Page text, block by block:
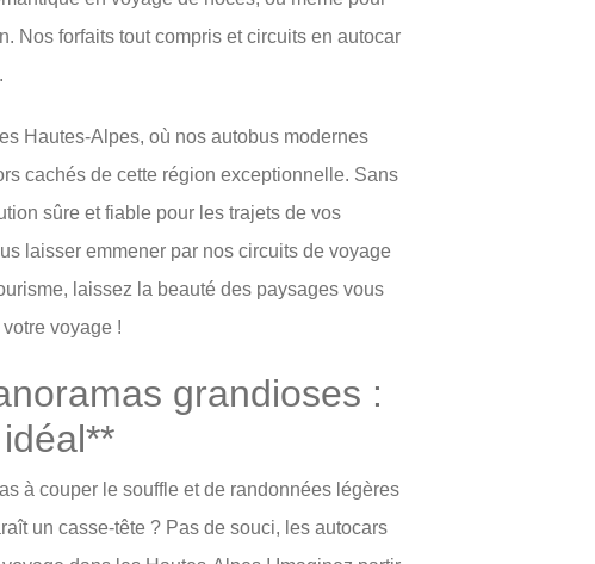
Nos forfaits tout compris et circuits en autocar
Hautes-Alpes, où nos autobus modernes
cachés de cette région exceptionnelle. Sans
sûre et fiable pour les trajets de vos
laisser emmener par nos circuits de voyage
laissez la beauté des paysages vous
voyage !
grandioses :
à couper le souffle et de randonnées légères
un casse-tête ? Pas de souci, les autocars